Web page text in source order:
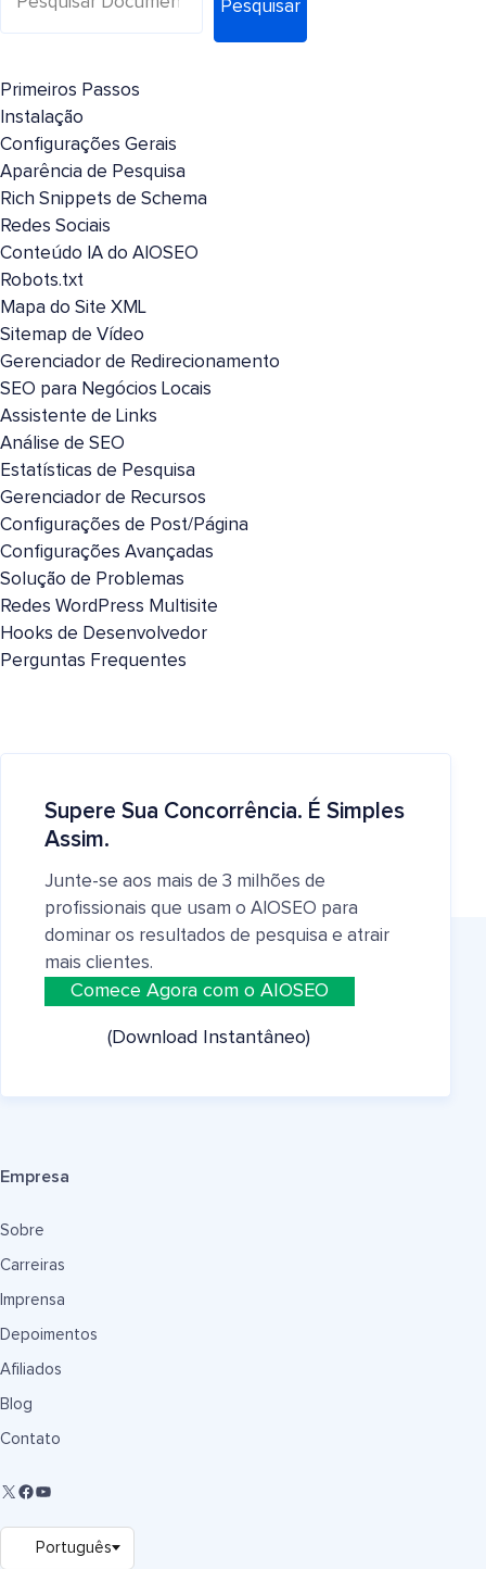
Pesquisar
Primeiros Passos
Instalação
Configurações Gerais
Aparência de Pesquisa
Rich Snippets de Schema
Redes Sociais
Conteúdo IA do AIOSEO
Robots.txt
Mapa do Site XML
Sitemap de Vídeo
Gerenciador de Redirecionamento
SEO para Negócios Locais
Assistente de Links
Análise de SEO
Estatísticas de Pesquisa
Gerenciador de Recursos
Configurações de Post/Página
Configurações Avançadas
Solução de Problemas
Redes WordPress Multisite
Hooks de Desenvolvedor
Perguntas Frequentes
Supere Sua Concorrência. É Simples
Assim.
Junte-se aos mais de 3 milhões de
profissionais que usam o AIOSEO para
dominar os resultados de pesquisa e atrair
mais clientes.
Comece Agora com o AIOSEO
(Download Instantâneo)
Empresa
Sobre
Carreiras
Imprensa
Depoimentos
Afiliados
Blog
Contato